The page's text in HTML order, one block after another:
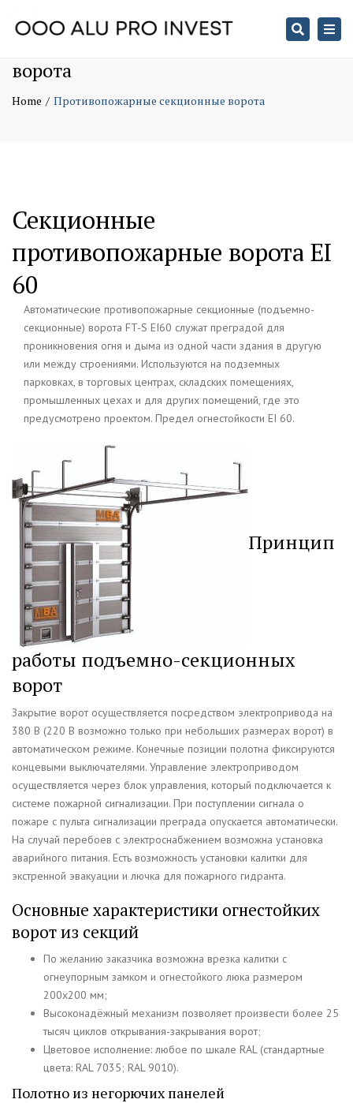
Search
Противопожарные секционные
ворота
Home Противопожарные секционные ворота
Секционные
противопожарные ворота EI
60
Автоматические противопожарные секционные (подъемно-
секционные) ворота FT-S EI60 служат преградой для
проникновения огня и дыма из одной части здания в другую
или между строениями. Используются на подземных
парковках, в торговых центрах, складских помещениях,
промышленных цехах и для других помещений, где это
предусмотрено проектом. Предел огнестойкости EI 60.
Принцип
работы подъемно-секционных
ворот
Закрытие ворот осуществляется посредством электропривода на
380 В (220 В возможно только при небольших размерах ворот) в
автоматическом режиме. Конечные позиции полотна фиксируются
концевыми выключателями. Управление электроприводом
осуществляется через блок управления, который подключается к
системе пожарной сигнализации. При поступлении сигнала о
пожаре с пульта сигнализации преграда опускается автоматически.
На случай перебоев с электроснабжением возможна установка
аварийного питания. Есть возможность установки калитки для
экстренной эвакуации и лючка для пожарного гидранта.
Основные характеристики огнестойких
ворот из секций
По желанию заказчика возможна врезка калитки с
огнеупорным замком и огнестойкого люка размером
200х200 мм;
Высоконадёжный механизм позволяет произвести более 25
тысяч циклов открывания-закрывания ворот;
Цветовое исполнение: любое по шкале RAL (стандартные
цвета: RAL 7035; RAL 9010).
Полотно из негорючих панелей